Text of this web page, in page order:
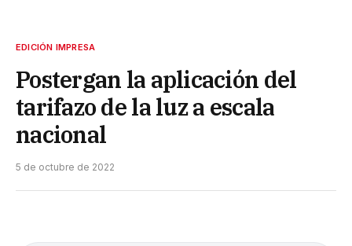
EDICIÓN IMPRESA
Postergan la aplicación del
tarifazo de la luz a escala
nacional
5 de octubre de 2022